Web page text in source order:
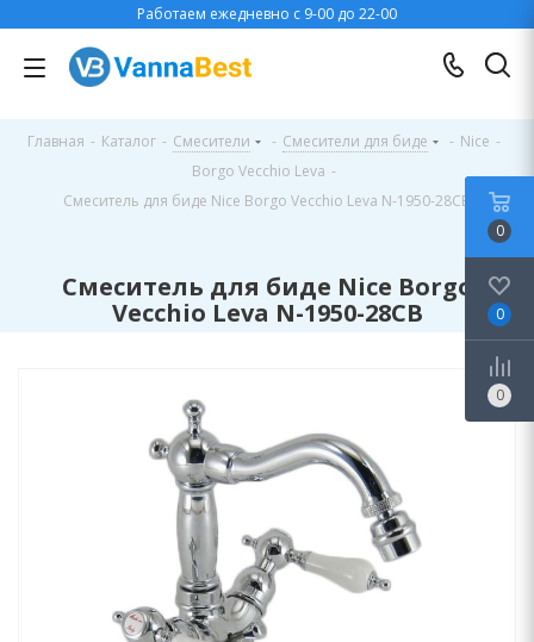
Работаем ежедневно с 9-00 до 22-00
Главная - Каталог - Смесители - Смесители для биде - Nice -
Borgo Vecchio Leva -
Смеситель для биде Nice Borgo Vecchio Leva N-1950-28CB
Смеситель для биде Nice Borgo
Vecchio Leva N-1950-28CB
0
0
0